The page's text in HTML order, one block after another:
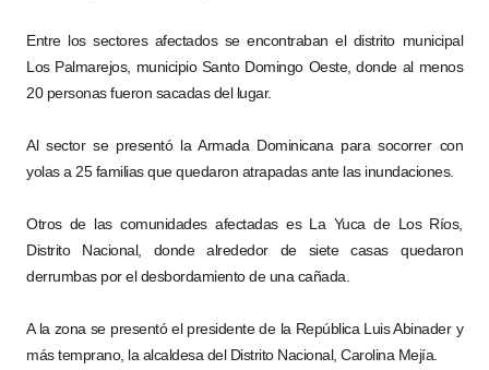
Entre los sectores afectados se encontraban el distrito municipal
Los Palmarejos, municipio Santo Domingo Oeste, donde al menos
20 personas fueron sacadas del lugar.
Al sector se presentó la Armada Dominicana para socorrer con
yolas a 25 familias que quedaron atrapadas ante las inundaciones.
Otros de las comunidades afectadas es La Yuca de Los Ríos,
Distrito Nacional, donde alrededor de siete casas quedaron
derrumbas por el desbordamiento de una cañada.
A la zona se presentó el presidente de la República Luis Abinader y
más temprano, la alcaldesa del Distrito Nacional, Carolina Mejía.